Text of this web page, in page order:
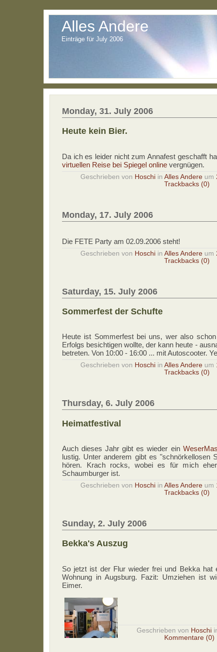
Alles Andere
Einträge für July 2006
Monday, 31. July 2006
Heute kein Bier.
Da ich es leider nicht zum Annafest geschafft
virtuellen Reise bei Spiegel online vergnügen.
Geschrieben von Hoschiin Alles Andereum
Trackbacks (0)
Monday, 17. July 2006
Die FETE Party am 02.09.2006 steht!
Geschrieben von Hoschiin Alles Andereum
Trackbacks (0)
Saturday, 15. July 2006
Sommerfest der Schufte
Heute ist Sommerfest bei uns, wer also
Erfolgs besichtigen wollte, der kann heute -
betreten. Von 10:00 - 16:00 ... mit Autoscooter.
Geschrieben von Hoschiin Alles Andereum
Trackbacks (0)
Thursday, 6. July 2006
Heimatfestival
Auch dieses Jahr gibt es wieder ein
lustig. Unter anderem gibt es "schnörkellosen
hören. Krach rocks, wobei es für mich
Schaumburger ist.
Geschrieben von Hoschiin Alles Andereum
Trackbacks (0)
Sunday, 2. July 2006
Bekka's Auszug
So jetzt ist der Flur wieder frei und Bekka hat
Wohnung in Augsburg. Fazit: Umziehen ist
Eimer.
Geschrieben von Hoschi
Kommentare (0)